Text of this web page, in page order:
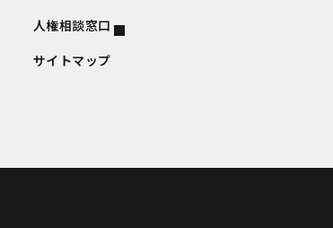
人権相談窓口
サイトマップ